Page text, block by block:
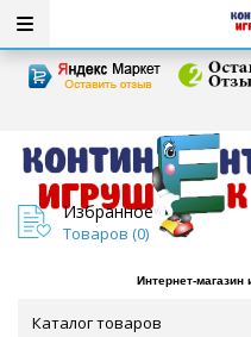
Избранное
Товаров (0)
Интернет-магазин
Каталог товаров